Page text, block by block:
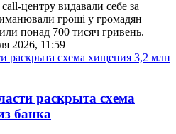
центру видавали себе за
гроші у громадян
понад 700 тисяч гривень.
2026, 11:59
раскрыта схема
банка